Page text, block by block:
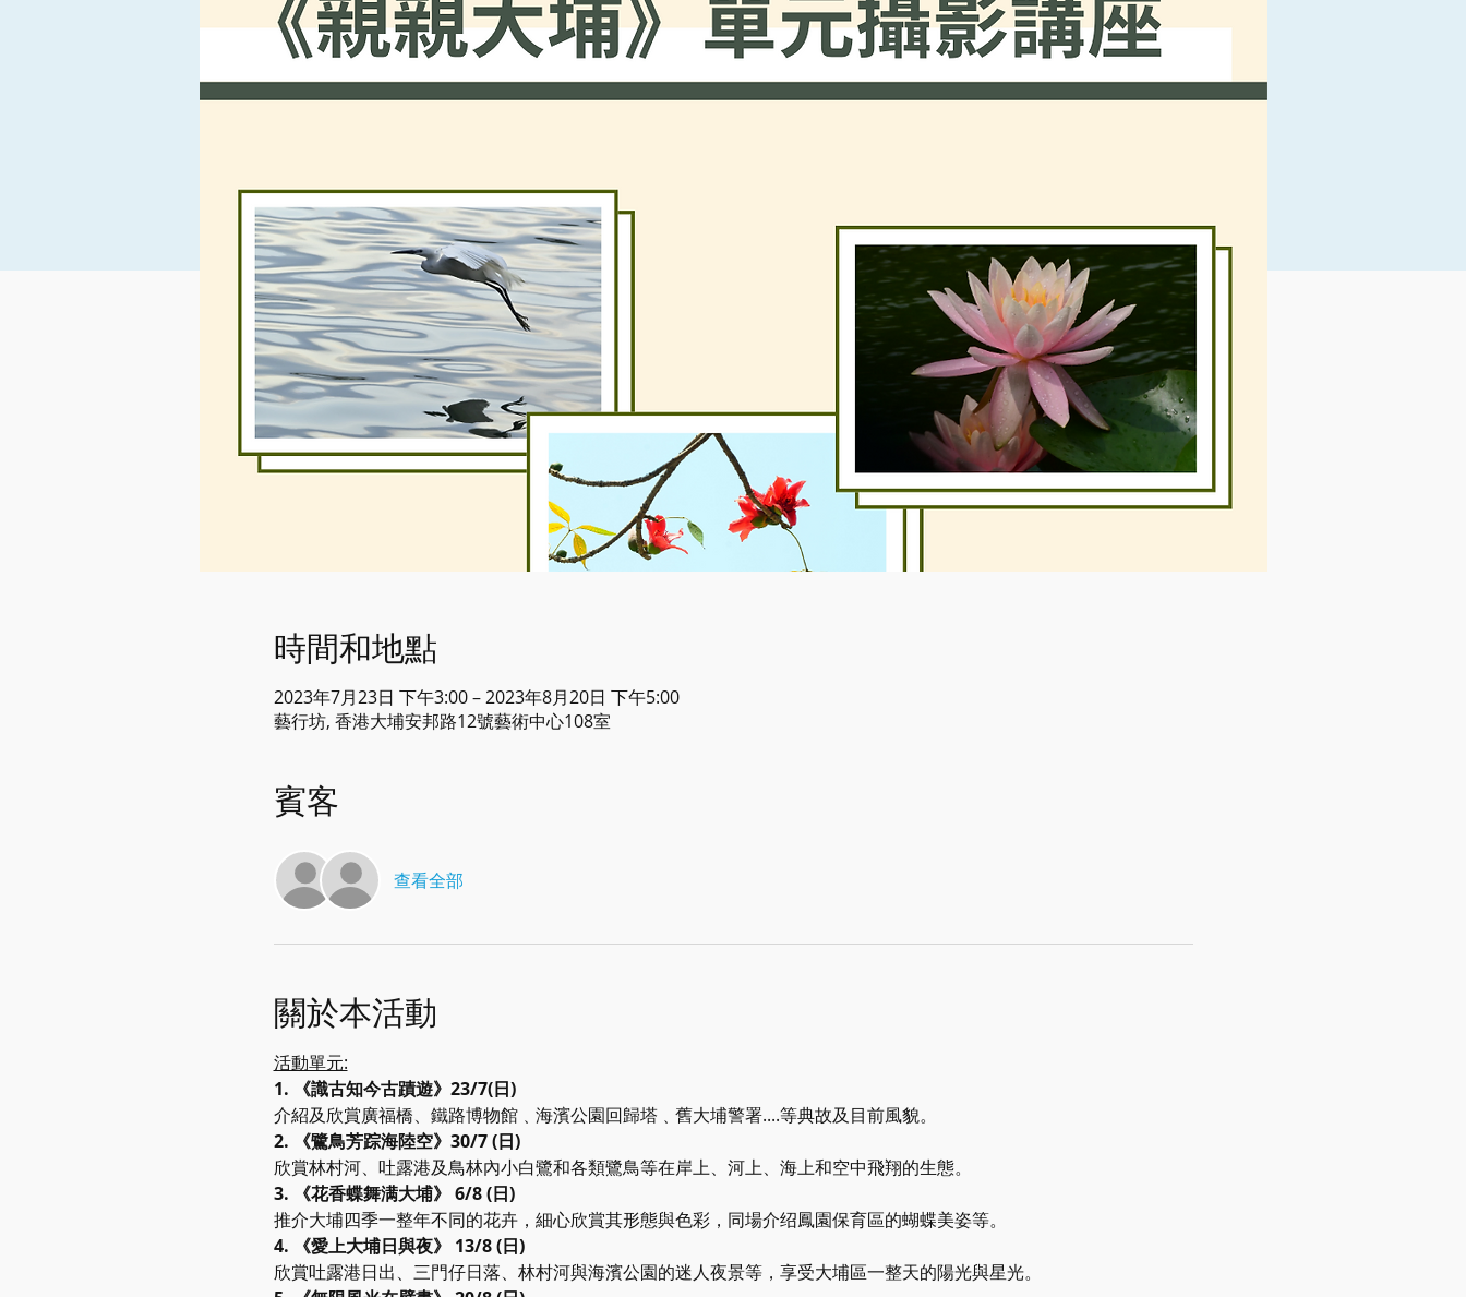
時間和地點
2023年7月23日 下午3:00 – 2023年8月20日 下午5:00
藝行坊, 香港大埔安邦路12號藝術中心108室
賓客
查看全部
關於本活動
活動單元:
1. 《識古知今古蹟遊》23/7(日)
介紹及欣賞廣福橋、鐵路博物館﹑海濱公園回歸塔﹑舊大埔警署....等典故及目前風貌。
2. 《鷺鳥芳踪海陸空》30/7 (日)
欣賞林村河、吐露港及鳥林內小白鷺和各類鷺鳥等在岸上、河上、海上和空中飛翔的生態。
3. 《花香蝶舞满大埔》 6/8 (日)
推介大埔四季一整年不同的花卉，細心欣賞其形態與色彩，同場介绍鳳園保育區的蝴蝶美姿等。
4. 《愛上大埔日與夜》 13/8 (日)
欣賞吐露港日出、三門仔日落、林村河與海濱公園的迷人夜景等，享受大埔區一整天的陽光與星光。